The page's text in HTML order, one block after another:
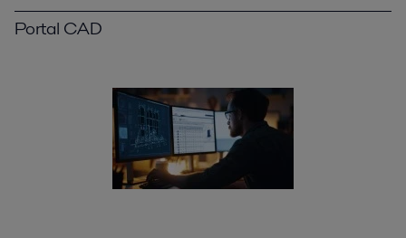
Portal CAD